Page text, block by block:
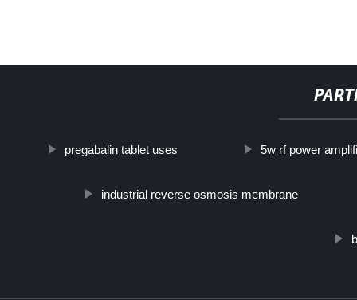
pregabalin tablet uses 5w rf power
industrial reverse osmosis membrane